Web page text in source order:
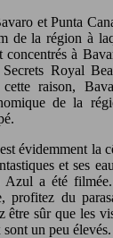
et Punta
de la région à
concentrés à
Royal
raison,
de la
évidemment la
et ses
a été
profitez du
être sûr que les
un peu élevés.